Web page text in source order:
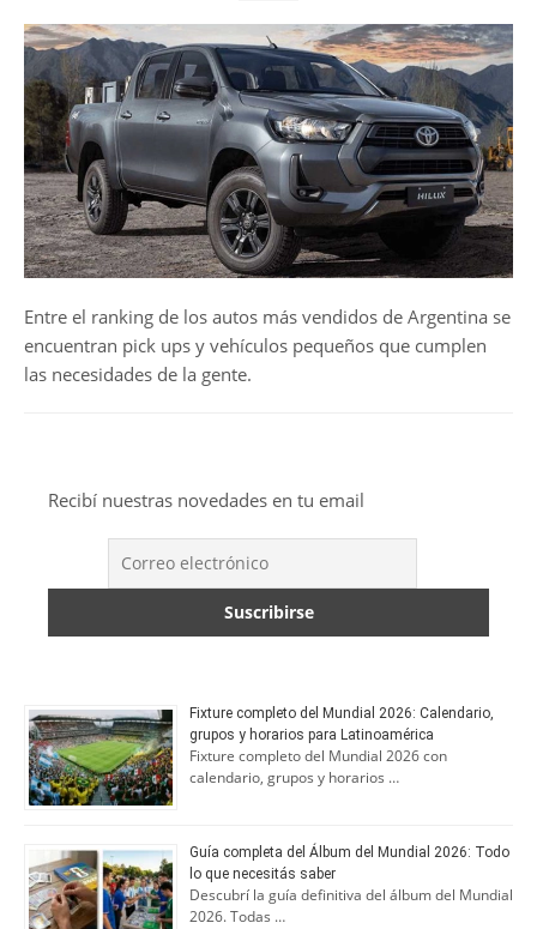
Entre el ranking de los autos más vendidos de Argentina se
encuentran pick ups y vehículos pequeños que cumplen
las necesidades de la gente.
Recibí nuestras novedades en tu email
Fixture completo del Mundial 2026: Calendario,
grupos y horarios para Latinoamérica
Fixture completo del Mundial 2026 con
calendario, grupos y horarios …
Guía completa del Álbum del Mundial 2026: Todo
lo que necesitás saber
Descubrí la guía definitiva del álbum del Mundial
2026. Todas …